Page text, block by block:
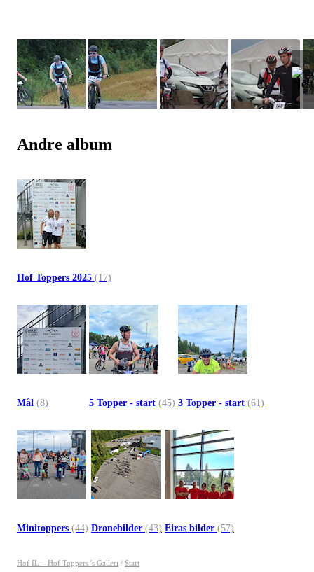
Andre album
Hof Toppers 2025 (17)
Mål (8) 5 Topper - start (45) 3 Topper - start (61)
Minitoppers (44) Dronebilder (43) Eiras bilder (57)
Hof IL – Hof Toppers 's Galleri / Start